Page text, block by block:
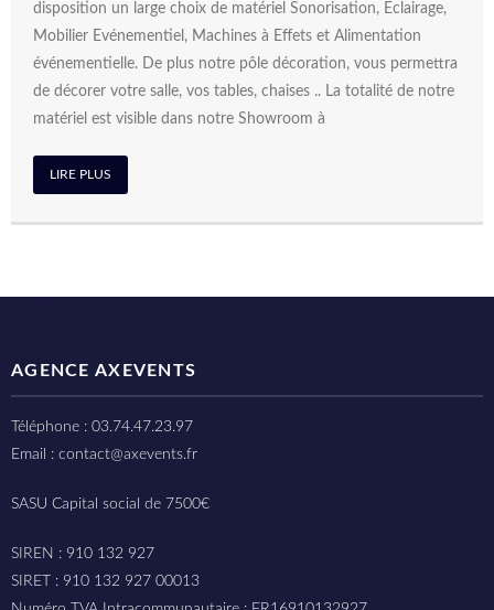
disposition un large choix de matériel Sonorisation, Eclairage,
Mobilier Evénementiel, Machines à Effets et Alimentation
événementielle. De plus notre pôle décoration, vous permettra
de décorer votre salle, vos tables, chaises .. La totalité de notre
matériel est visible dans notre Showroom à
LIRE PLUS
AGENCE AXEVENTS
Téléphone : 03.74.47.23.97
Email : contact@axevents.fr
SASU Capital social de 7500€
SIREN : 910 132 927
SIRET : 910 132 927 00013